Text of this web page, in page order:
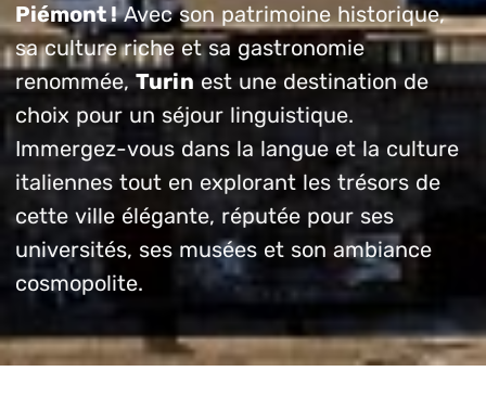
Piémont !Avec son patrimoine historique,
sa culture riche et sa gastronomie
renommée, Turin est une destination de
choix pour un séjour linguistique.
Immergez-vous dans la langue et la culture
italiennes tout en explorant les trésors de
cette ville élégante, réputée pour ses
universités, ses musées et son ambiance
cosmopolite.